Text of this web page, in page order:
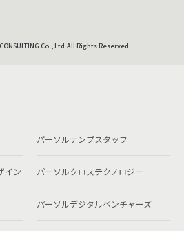
Co., Ltd.All Rights Reserved.
パーソルテンプスタッフ
イン パーソルクロステクノロジー
パーソルデジタルベンチャーズ